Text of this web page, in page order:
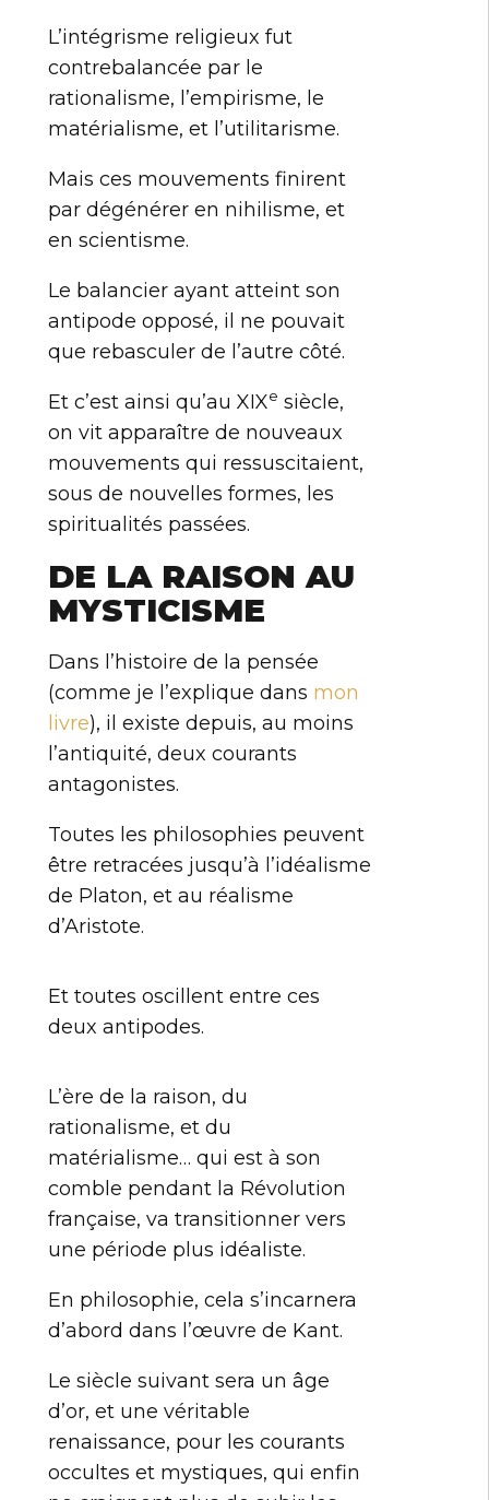
L’intégrisme religieux fut
contrebalancée par le
rationalisme, l’empirisme, le
matérialisme, et l’utilitarisme.
Mais ces mouvements finirent
par dégénérer en nihilisme, et
en scientisme.
Le balancier ayant atteint son
antipode opposé, il ne pouvait
que rebasculer de l’autre côté.
Et c’est ainsi qu’au XIXe siècle,
on vit apparaître de nouveaux
mouvements qui ressuscitaient,
sous de nouvelles formes, les
spiritualités passées.
DE LA RAISON AU
MYSTICISME
Dans l’histoire de la pensée
(comme je l’explique dans mon
livre), il existe depuis, au moins
l’antiquité, deux courants
antagonistes.
Toutes les philosophies peuvent
être retracées jusqu’à l’idéalisme
de Platon, et au réalisme
d’Aristote.
Et toutes oscillent entre ces
deux antipodes.
L’ère de la raison, du
rationalisme, et du
matérialisme… qui est à son
comble pendant la Révolution
française, va transitionner vers
une période plus idéaliste.
En philosophie, cela s’incarnera
d’abord dans l’œuvre de Kant.
Le siècle suivant sera un âge
d’or, et une véritable
renaissance, pour les courants
occultes et mystiques, qui enfin